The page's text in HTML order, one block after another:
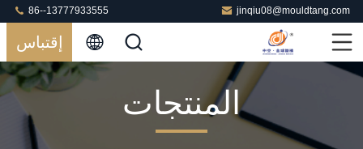
jinqiu08@mouldtang.com
86--13777933555
إقتباس
المنتجات